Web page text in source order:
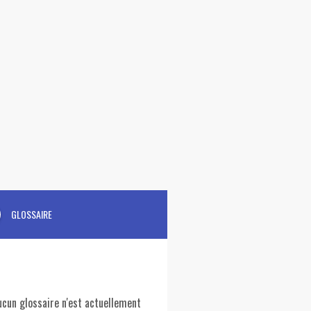
GLOSSAIRE
glossaire n'est actuellement